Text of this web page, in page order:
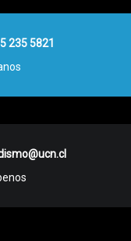
235 5821